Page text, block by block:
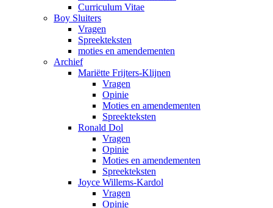
Curriculum Vitae
Boy Sluiters
Vragen
Spreekteksten
moties en amendementen
Archief
Mariëtte Frijters-Klijnen
Vragen
Opinie
Moties en amendementen
Spreekteksten
Ronald Dol
Vragen
Opinie
Moties en amendementen
Spreekteksten
Joyce Willems-Kardol
Vragen
Opinie